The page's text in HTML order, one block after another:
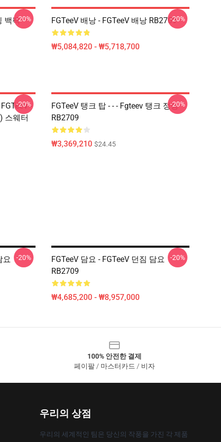
백팩-20% FGTeeV 배낭 - FGTeeV 배낭 RB2709
₩5,084,820 - ₩5,718,700
-20%
-
스웨터
-20%
FGTeeV 탱크 탑 - - - Fgteev 탱크 정상
RB2709
₩3,369,210 $24.45
-20%
요 -20%
FGTeeV 담요 - FGTeeV 던짐 담요
RB2709
₩4,685,200 - ₩8,957,000
-20%
100% 안전한 결제
페이팔 / 마스터카드 / 비자
우리의 상점
우리의 세계적인 팀은 당신의 작풍을 가진 각 제품